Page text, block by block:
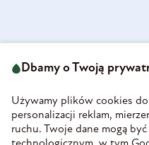
58-160 Świebodzice
REGON 890213034
INFORMACJE
Dbamy o Twoją
Używamy plików cookies
personalizacji reklam,
ruchu. Twoje dane mogą